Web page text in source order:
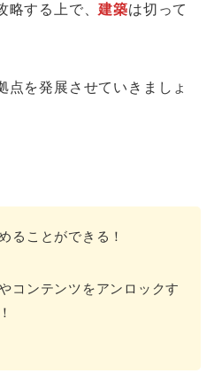
略する上で、建築は切って
点を発展させていきましょ
ることができる！
コンテンツをアンロックす